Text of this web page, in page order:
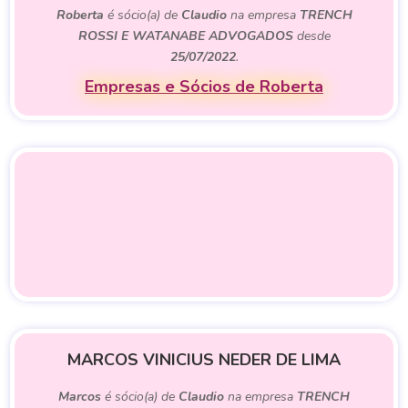
Roberta é sócio(a) de Claudiona empresa TRENCH
ROSSI E WATANABE ADVOGADOSdesde
25/07/2022.
Empresas e Sócios de Roberta
MARCOS VINICIUS NEDER DE LIMA
Marcos é sócio(a) de Claudio na empresa TRENCH